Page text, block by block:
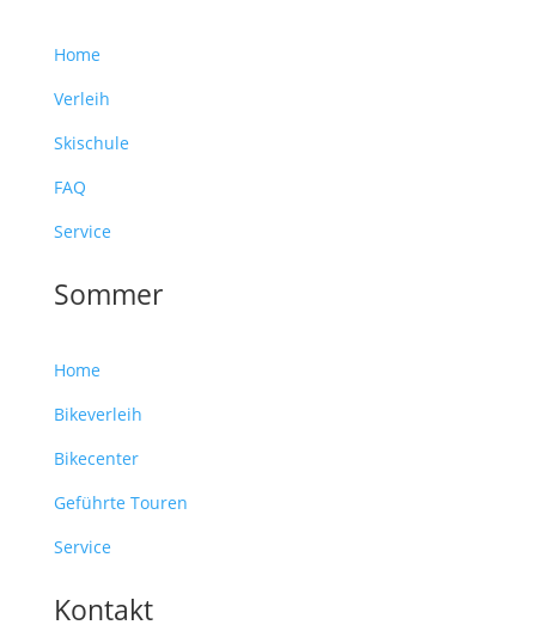
Home
Verleih
Skischule
FAQ
Service
Sommer
Home
Bikeverleih
Bikecenter
Geführte Touren
Service
Kontakt